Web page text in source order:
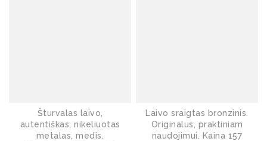
Šturvalas laivo,
autentiškas, nikeliuotas
metalas, medis.
Laivo sraigtas bronzinis.
Originalus, praktiniam
naudojimui. Kaina 157